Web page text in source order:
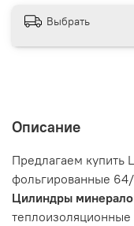
Выбрать
Описание
Предлагаем купить
фольгированные
Цилиндры